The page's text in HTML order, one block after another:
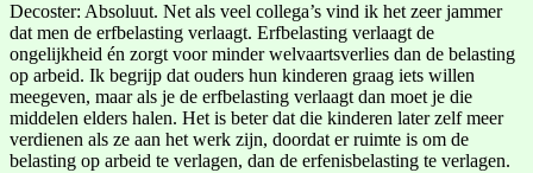
Decoster: Absoluut. Net als veel collega’s vind ik het zeer jammer
dat men de erfbelasting verlaagt. Erfbelasting verlaagt de
ongelijkheid én zorgt voor minder welvaartsverlies dan de belasting
op arbeid. Ik begrijp dat ouders hun kinderen graag iets willen
meegeven, maar als je de erfbelasting verlaagt dan moet je die
middelen elders halen. Het is beter dat die kinderen later zelf meer
verdienen als ze aan het werk zijn, doordat er ruimte is om de
belasting op arbeid te verlagen, dan de erfenisbelasting te verlagen.